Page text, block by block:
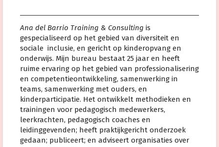
Ana del Barrio Training & Consulting is
gespecialiseerd op het gebied van diversiteit en
sociale inclusie, en gericht op kinderopvang en
onderwijs. Mijn bureau bestaat 25 jaar en heeft
ruime ervaring op het gebied van professionalisering
en competentieontwikkeling, samenwerking in
teams, samenwerking met ouders, en
kinderparticipatie. Het ontwikkelt methodieken en
trainingen voor pedagogisch medewerkers,
leerkrachten, pedagogisch coaches en
leidinggevenden; heeft praktijkgericht onderzoek
gedaan; publiceert; en adviseert organisaties over